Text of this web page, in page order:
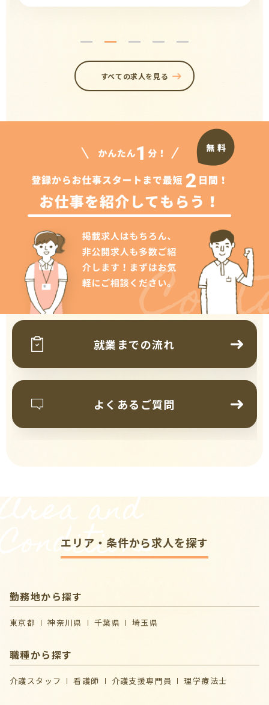
すべての求人を見る
就業までの流れ
よくあるご質問
Area and
Conditions
エリア・条件から求人を探す
勤務地から探す
東京都 神奈川県 千葉県 埼玉県
職種から探す
介護スタッフ 看護師 介護支援専門員 理学療法士